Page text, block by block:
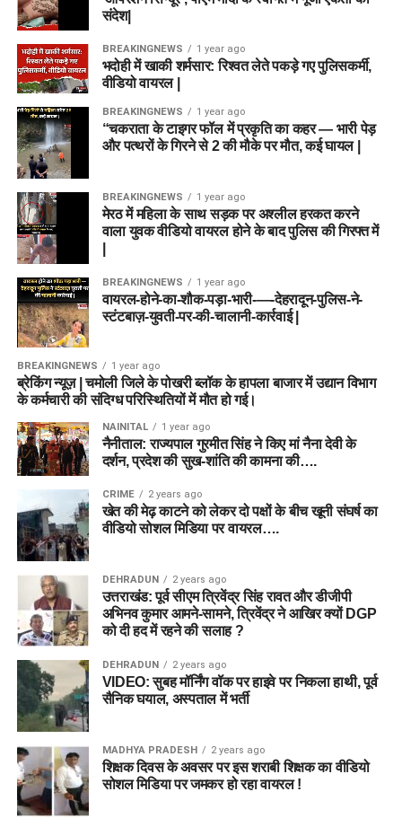
संदेश|
BREAKINGNEWS 1 year ago
भदोही में खाकी शर्मसार: रिश्वत लेते पकड़े गए पुलिसकर्मी,
वीडियो वायरल |
BREAKINGNEWS 1 year ago
“चकराता के टाइगर फॉल में प्रकृति का कहर — भारी पेड़
और पत्थरों के गिरने से 2 की मौके पर मौत, कई घायल |
BREAKINGNEWS 1 year ago
मेरठ में महिला के साथ सड़क पर अश्लील हरकत करने
वाला युवक वीडियो वायरल होने के बाद पुलिस की गिरफ्त में
BREAKINGNEWS 1 year ago
वायरल-होने-का-शौक-पड़ा-भारी-—-देहरादून-पुलिस-ने-
स्टंटबाज़-युवती-पर-की-चालानी-कार्रवाई |
BREAKINGNEWS 1 year ago
ब्रेकिंग न्यूज़ | चमोली जिले के पोखरी ब्लॉक के हापला बाजार में उद्यान विभाग
के कर्मचारी की संदिग्ध परिस्थितियों में मौत हो गई।
NAINITAL 1 year ago
नैनीताल: राज्यपाल गुरमीत सिंह ने किए मां नैना देवी के
दर्शन, प्रदेश की सुख-शांति की कामना की….
CRIME 2 years ago
खेत की मेढ़ काटने को लेकर दो पक्षों के बीच खूनी संघर्ष का
वीडियो सोशल मिडिया पर वायरल….
DEHRADUN 2 years ago
उत्तराखंड: पूर्व सीएम त्रिवेंद्र सिंह रावत और डीजीपी
अभिनव कुमार आमने-सामने, त्रिवेंद्र ने आखिर क्यों DGP
को दी हद में रहने की सलाह ?
DEHRADUN 2 years ago
VIDEO: सुबह मॉर्निंग वॉक पर हाइवे पर निकला हाथी, पूर्व
सैनिक घयाल, अस्पताल में भर्ती
MADHYA PRADESH 2 years ago
शिक्षक दिवस के अवसर पर इस शराबी शिक्षक का वीडियो
सोशल मिडिया पर जमकर हो रहा वायरल !